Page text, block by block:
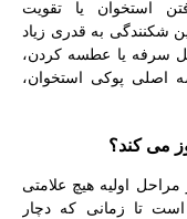
استخوان یا تقویت
شکنندگی به قدری زیاد
سرفه یا عطسه کردن،
اصلی پوکی استخوان،
می کند؟
اولیه هیچ علامتی
است تا زمانی که دچار